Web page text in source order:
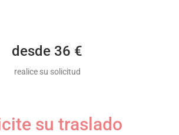
desde 36 €
realice su solicitud
su traslado